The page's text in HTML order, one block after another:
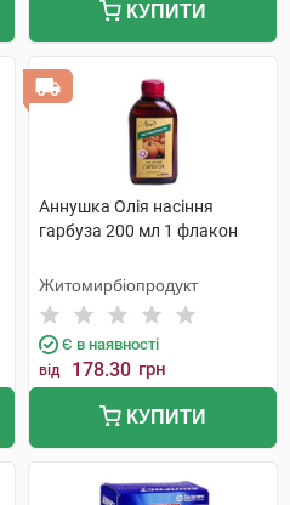
КУПИТИ
Аннушка Олія насіння
гарбуза 200 мл 1 флакон
Житомирбіопродукт
Є в наявності
від 178.30 грн
КУПИТИ